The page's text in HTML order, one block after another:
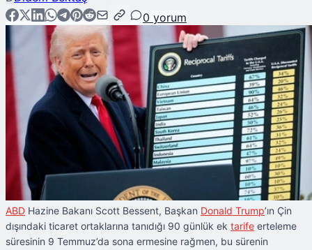
0 yorum
ABD Hazine Bakanı Scott Bessent, Başkan Donald Trump’ın Çin
dışındaki ticaret ortaklarına tanıdığı 90 günlük ek tarife erteleme
süresinin 9 Temmuz’da sona ermesine rağmen, bu sürenin